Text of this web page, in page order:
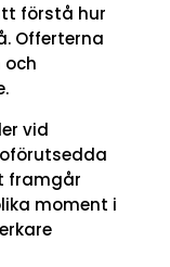
förstå hur
Offerterna
vid
framgår
moment i